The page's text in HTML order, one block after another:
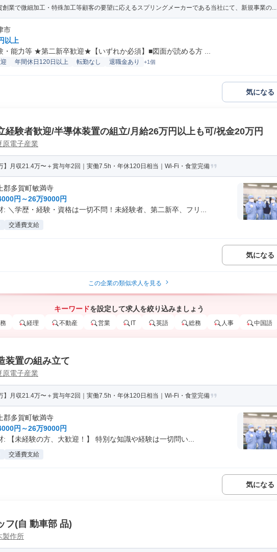
業で微細加工・特殊加工等顧客の要望に応えるスプリングメーカーである当社にて、新規事業の...
市
以上
・能力等 ★第二新卒歓迎★【いずれか必須】■図面が読める方 ...
年間休日120日以上 転勤なし 退職金あり +1個
気になる
経験者歓迎/半導体装置の組立/月給26万円以上も可/祝金20万円
電子産業
】月収21.4万〜＋賞与年2回｜実働7.5h・年休120日相当｜Wi-Fi・食堂完備
郡多賀町敏満寺
円～26万9000円
: ＼学歴・経験・資格は一切不問！未経験者、第二新卒、フリ...
交通費支給
気になる
この企業の類似求人を見る
キーワードを設定して求人を絞り込みましょう
経理 不動産 営業 IT 英語 総務 人事 中国語
装置の組み立て
電子産業
】月収21.4万〜＋賞与年2回｜実働7.5h・年休120日相当｜Wi-Fi・食堂完備
郡多賀町敏満寺
円～26万9000円
: 【未経験の方、大歓迎！】 特別な知識や経験は一切問い...
交通費支給
気になる
フ(自 動車部 品)
製作所